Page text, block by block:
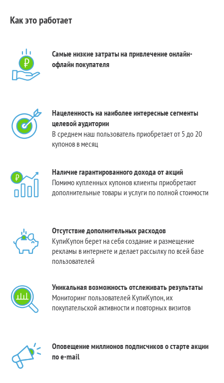
Как это работает
Самые низкие затраты на привлечение онлайн-
офлайн покупателя
Нацеленность на наиболее интересные сегменты
целевой аудитории
В среднем наш пользователь приобретает от 5 до 20
купонов в месяц
Наличие гарантированного дохода от акций
Помимо купленных купонов клиенты приобретают
дополнительные товары и услуги по полной стоимости
Отсутствие дополнительных расходов
КупиКупон берет на себя создание и размещение
рекламы в интернете и делает рассылку по всей базе
пользователей
Уникальная возможность отслеживать результаты
Мониторинг пользователей КупиКупон, их
покупательской активности и повторных визитов
Оповещение миллионов подписчиков о старте акции
по e-mail